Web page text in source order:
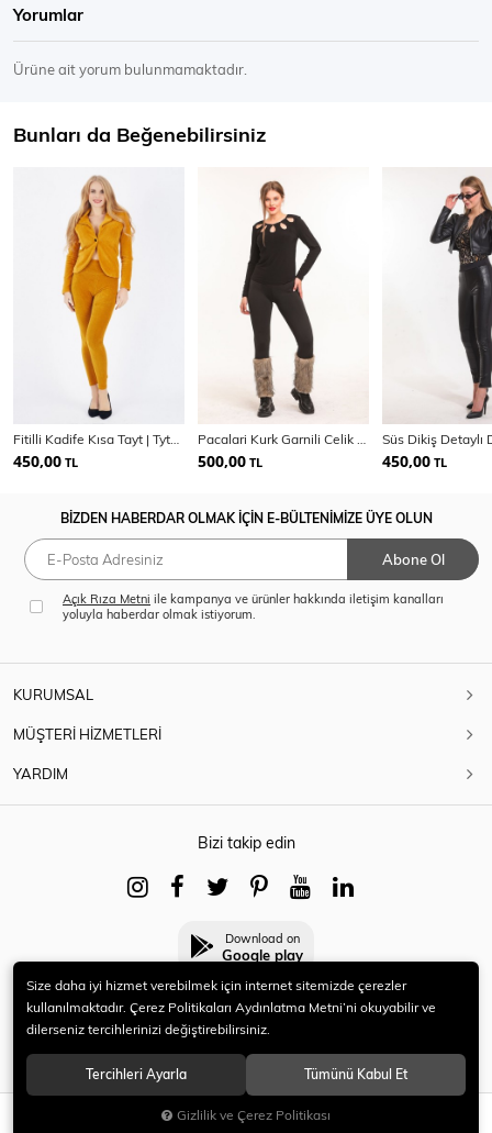
SEPETE EKLE
Yorumlar
Ürüne ait yorum bulunmamaktadır.
Bunları da Beğenebilirsiniz
450,00 TL 500,00 TL 450,00 TL
BİZDEN HABERDAR OLMAK İÇİN E-BÜLTENİMİZE ÜYE OLUN
Abone Ol
Açık Rıza Metni ile kampanya ve ürünler hakkında iletişim kanalları
yoluyla haberdar olmak istiyorum.
KURUMSAL
MÜŞTERİ HİZMETLERİ
YARDIM
Bizi takip edin
Download on
Google play
© 2021 HERYENİ. Tüm hakları saklıdır.
Size daha iyi hizmet verebilmek için internet sitemizde çerezler
kullanılmaktadır. Çerez Politikaları Aydınlatma Metni’ni okuyabilir ve
dilerseniz tercihlerinizi değiştirebilirsiniz.
Tercihleri Ayarla Tümünü Kabul Et
Gizlilik ve Çerez Politikası